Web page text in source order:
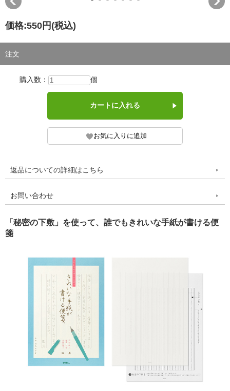
価格:550円 (税込)
注文
購入数： 個
返品についての詳細はこちら
お問い合わせ
「秘密の下敷」を使って、誰でもきれいな手紙が書ける便
箋